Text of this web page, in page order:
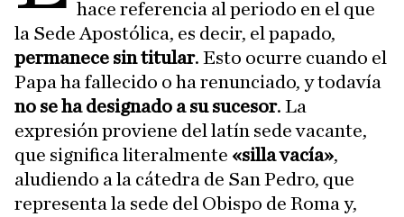
hace referencia al periodo en el que
la Sede Apostólica, es decir, el papado,
permanece sin titular. Esto ocurre cuando el
Papa ha fallecido o ha renunciado, y todavía
no se ha designado a su sucesor. La
expresión proviene del latín sede vacante,
que significa literalmente «silla vacía»,
aludiendo a la cátedra de San Pedro, que
representa la sede del Obispo de Roma y,